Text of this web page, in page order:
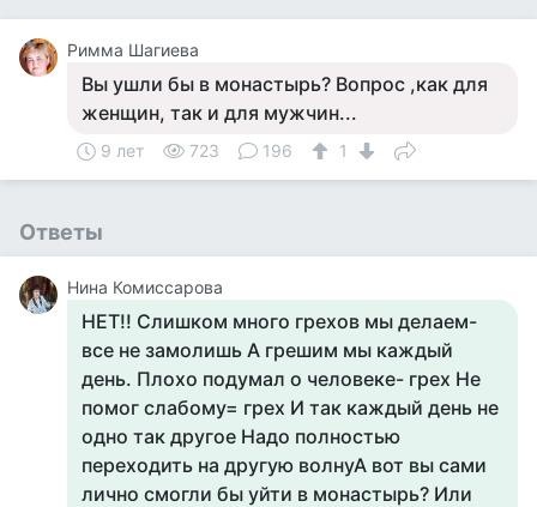
Римма Шагиева
Вы ушли бы в монастырь? Вопрос ,как для
женщин, так и для мужчин...
9 лет 723 196 1
Ответы
Нина Комиссарова
НЕТ!! Слишком много грехов мы делаем-
все не замолишь А грешим мы каждый
день. Плохо подумал о человеке- грех Не
помог слабому= грех И так каждый день не
одно так другое Надо полностью
переходить на другую волнуА вот вы сами
лично смогли бы уйти в монастырь? Или